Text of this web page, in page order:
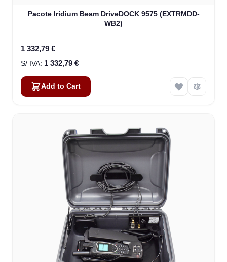
Pacote Iridium Beam DriveDOCK 9575 (EXTRMDD-
WB2)
1 332,79 €
1 332,79 €
Add to Cart